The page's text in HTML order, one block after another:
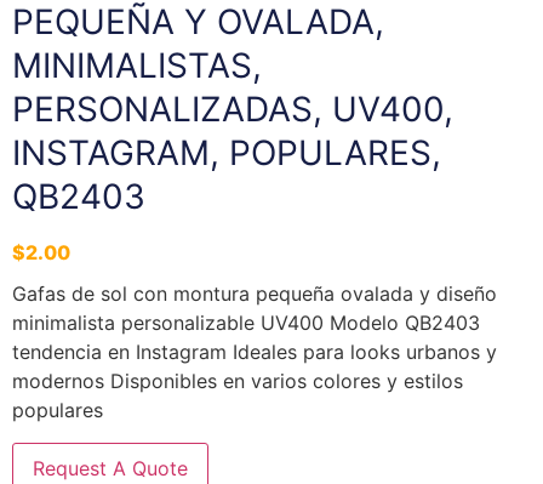
PEQUEÑA Y OVALADA,
MINIMALISTAS,
PERSONALIZADAS, UV400,
INSTAGRAM, POPULARES,
QB2403
$2.00
Gafas de sol con montura pequeña ovalada y diseño
minimalista personalizable UV400 Modelo QB2403
tendencia en Instagram Ideales para looks urbanos y
modernos Disponibles en varios colores y estilos
populares
Request A Quote